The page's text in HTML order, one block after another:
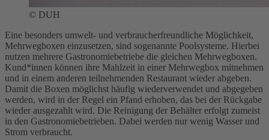
© DUH
Eine besonders umwelt- und verbraucherfreundliche Möglichkeit,
Mehrwegboxen einzusetzen, sind sogenannte Poolsysteme. Hierbei
nutzen mehrere Gastronomiebetriebe die gleichen Mehrwegboxen.
Kund*innen können ihre Mahlzeit in einer Mehrwegbox mitnehmen
und in einem anderen teilnehmenden Restaurant wieder abgeben.
Damit die Boxen möglichst häufig wiederverwendet und abgegeben
werden, wird in der Regel ein Pfand erhoben, das bei der Rückgabe
wieder ausgezahlt wird. Die Reinigung der Behälter erfolgt zumeist
in den Gastronomiebetrieben. Dabei werden nur wenig Wasser und
Strom verbraucht.